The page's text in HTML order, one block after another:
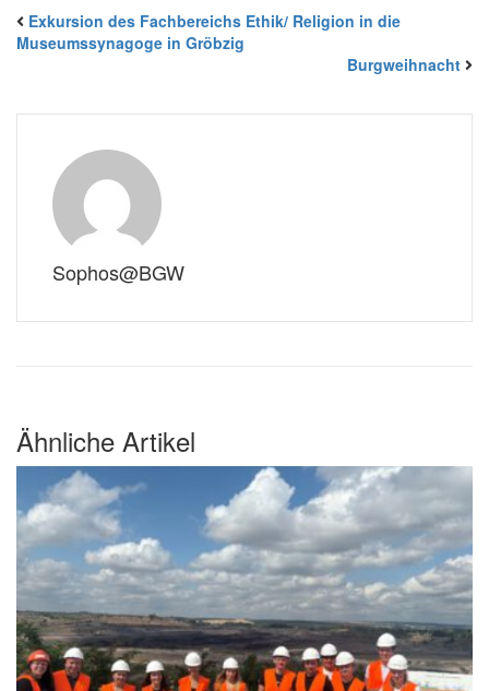
Exkursion des Fachbereichs Ethik/ Religion in die
Museumssynagoge in Gröbzig
Burgweihnacht
Sophos@BGW
Ähnliche Artikel